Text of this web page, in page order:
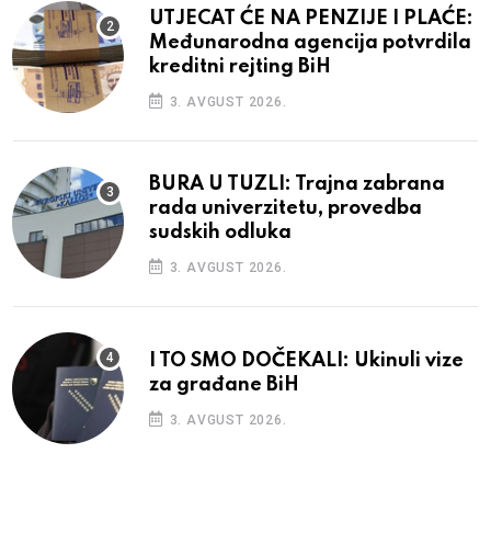
UTJECAT ĆE NA PENZIJE I PLAĆE:
Međunarodna agencija potvrdila
kreditni rejting BiH
3. AVGUST 2026.
BURA U TUZLI: Trajna zabrana
rada univerzitetu, provedba
sudskih odluka
3. AVGUST 2026.
I TO SMO DOČEKALI: Ukinuli vize
za građane BiH
3. AVGUST 2026.